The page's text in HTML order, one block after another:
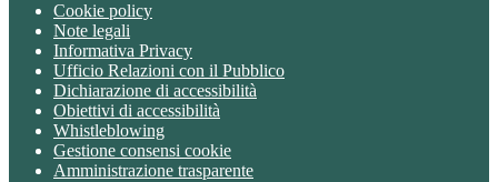
Cookie policy
Note legali
Informativa Privacy
Ufficio Relazioni con il Pubblico
Dichiarazione di accessibilità
Obiettivi di accessibilità
Whistleblowing
Gestione consensi cookie
Amministrazione trasparente